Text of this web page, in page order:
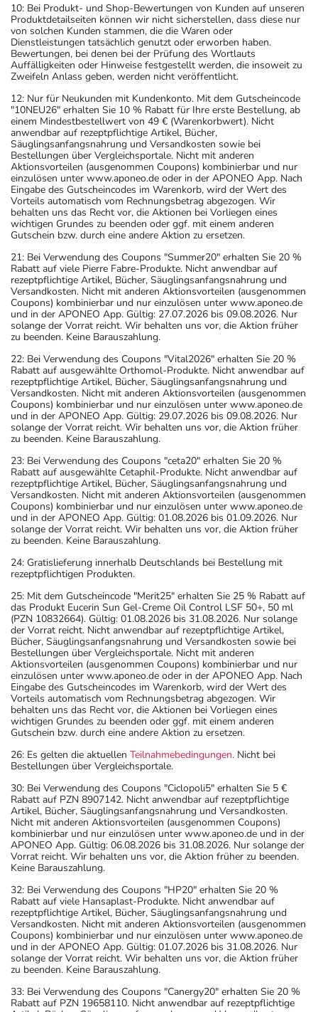
10: Bei Produkt- und Shop-Bewertungen von Kunden auf unseren
Produktdetailseiten können wir nicht sicherstellen, dass diese nur
von solchen Kunden stammen, die die Waren oder
Dienstleistungen tatsächlich genutzt oder erworben haben.
Bewertungen, bei denen bei der Prüfung des Wortlauts
Auffälligkeiten oder Hinweise festgestellt werden, die insoweit zu
Zweifeln Anlass geben, werden nicht veröffentlicht.
12: Nur für Neukunden mit Kundenkonto. Mit dem Gutscheincode
"10NEU26" erhalten Sie 10 % Rabatt für Ihre erste Bestellung, ab
einem Mindestbestellwert von 49 € (Warenkorbwert). Nicht
anwendbar auf rezeptpflichtige Artikel, Bücher,
Säuglingsanfangsnahrung und Versandkosten sowie bei
Bestellungen über Vergleichsportale. Nicht mit anderen
Aktionsvorteilen (ausgenommen Coupons) kombinierbar und nur
einzulösen unter www.aponeo.de oder in der APONEO App. Nach
Eingabe des Gutscheincodes im Warenkorb, wird der Wert des
Vorteils automatisch vom Rechnungsbetrag abgezogen. Wir
behalten uns das Recht vor, die Aktionen bei Vorliegen eines
wichtigen Grundes zu beenden oder ggf. mit einem anderen
Gutschein bzw. durch eine andere Aktion zu ersetzen.
21: Bei Verwendung des Coupons "Summer20" erhalten Sie 20 %
Rabatt auf viele Pierre Fabre-Produkte. Nicht anwendbar auf
rezeptpflichtige Artikel, Bücher, Säuglingsanfangsnahrung und
Versandkosten. Nicht mit anderen Aktionsvorteilen (ausgenommen
Coupons) kombinierbar und nur einzulösen unter www.aponeo.de
und in der APONEO App. Gültig: 27.07.2026 bis 09.08.2026. Nur
solange der Vorrat reicht. Wir behalten uns vor, die Aktion früher
zu beenden. Keine Barauszahlung.
22: Bei Verwendung des Coupons "Vital2026" erhalten Sie 20 %
Rabatt auf ausgewählte Orthomol-Produkte. Nicht anwendbar auf
rezeptpflichtige Artikel, Bücher, Säuglingsanfangsnahrung und
Versandkosten. Nicht mit anderen Aktionsvorteilen (ausgenommen
Coupons) kombinierbar und nur einzulösen unter www.aponeo.de
und in der APONEO App. Gültig: 29.07.2026 bis 09.08.2026. Nur
solange der Vorrat reicht. Wir behalten uns vor, die Aktion früher
zu beenden. Keine Barauszahlung.
23: Bei Verwendung des Coupons "ceta20" erhalten Sie 20 %
Rabatt auf ausgewählte Cetaphil-Produkte. Nicht anwendbar auf
rezeptpflichtige Artikel, Bücher, Säuglingsanfangsnahrung und
Versandkosten. Nicht mit anderen Aktionsvorteilen (ausgenommen
Coupons) kombinierbar und nur einzulösen unter www.aponeo.de
und in der APONEO App. Gültig: 01.08.2026 bis 01.09.2026. Nur
solange der Vorrat reicht. Wir behalten uns vor, die Aktion früher
zu beenden. Keine Barauszahlung.
24: Gratislieferung innerhalb Deutschlands bei Bestellung mit
rezeptpflichtigen Produkten.
25: Mit dem Gutscheincode "Merit25" erhalten Sie 25 % Rabatt auf
das Produkt Eucerin Sun Gel-Creme Oil Control LSF 50+, 50 ml
(PZN 10832664). Gültig: 01.08.2026 bis 31.08.2026. Nur solange
der Vorrat reicht. Nicht anwendbar auf rezeptpflichtige Artikel,
Bücher, Säuglingsanfangsnahrung und Versandkosten sowie bei
Bestellungen über Vergleichsportale. Nicht mit anderen
Aktionsvorteilen (ausgenommen Coupons) kombinierbar und nur
einzulösen unter www.aponeo.de oder in der APONEO App. Nach
Eingabe des Gutscheincodes im Warenkorb, wird der Wert des
Vorteils automatisch vom Rechnungsbetrag abgezogen. Wir
behalten uns das Recht vor, die Aktionen bei Vorliegen eines
wichtigen Grundes zu beenden oder ggf. mit einem anderen
Gutschein bzw. durch eine andere Aktion zu ersetzen.
26: Es gelten die aktuellen Teilnahmebedingungen. Nicht bei
Bestellungen über Vergleichsportale.
30: Bei Verwendung des Coupons "Ciclopoli5" erhalten Sie 5 €
Rabatt auf PZN 8907142. Nicht anwendbar auf rezeptpflichtige
Artikel, Bücher, Säuglingsanfangsnahrung und Versandkosten.
Nicht mit anderen Aktionsvorteilen (ausgenommen Coupons)
kombinierbar und nur einzulösen unter www.aponeo.de und in der
APONEO App. Gültig: 06.08.2026 bis 31.08.2026. Nur solange der
Vorrat reicht. Wir behalten uns vor, die Aktion früher zu beenden.
Keine Barauszahlung.
32: Bei Verwendung des Coupons "HP20" erhalten Sie 20 %
Rabatt auf viele Hansaplast-Produkte. Nicht anwendbar auf
rezeptpflichtige Artikel, Bücher, Säuglingsanfangsnahrung und
Versandkosten. Nicht mit anderen Aktionsvorteilen (ausgenommen
Coupons) kombinierbar und nur einzulösen unter www.aponeo.de
und in der APONEO App. Gültig: 01.07.2026 bis 31.08.2026. Nur
solange der Vorrat reicht. Wir behalten uns vor, die Aktion früher
zu beenden. Keine Barauszahlung.
33: Bei Verwendung des Coupons "Canergy20" erhalten Sie 20 %
Rabatt auf PZN 19658110. Nicht anwendbar auf rezeptpflichtige